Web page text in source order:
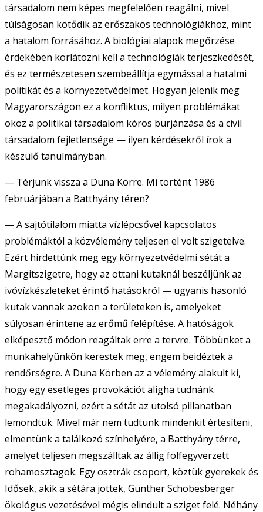
társadalom nem képes megfelelően reagálni, mivel
túlságosan kötődik az erőszakos technológiákhoz, mint
a hatalom forrásához. A biológiai alapok megőrzése
érdekében korlátozni kell a technológiák terjeszkedését,
és ez természetesen szembeállítja egymással a hatalmi
politikát és a környezetvédelmet. Hogyan jelenik meg
Magyarországon ez a konfliktus, milyen problémákat
okoz a politikai társadalom kóros burjánzása és a civil
társadalom fejletlensége — ilyen kérdésekről írok a
készülő tanulmányban.
— Térjünk vissza a Duna Körre. Mi történt 1986
februárjában a Batthyány téren?
— A sajtótilalom miatta vízlépcsővel kapcsolatos
problémáktól a közvélemény teljesen el volt szigetelve.
Ezért hirdettünk meg egy környezetvédelmi sétát a
Margitszigetre, hogy az ottani kutaknál beszéljünk az
ivóvízkészleteket érintő hatásokról — ugyanis hasonló
kutak vannak azokon a területeken is, amelyeket
súlyosan érintene az erőmű felépítése. A hatóságok
elképesztő módon reagáltak erre a tervre. Többünket a
munkahelyünkön kerestek meg, engem beidéztek a
rendőrségre. A Duna Körben az a vélemény alakult ki,
hogy egy esetleges provokációt aligha tudnánk
megakadályozni, ezért a sétát az utolsó pillanatban
lemondtuk. Mivel már nem tudtunk mindenkit értesíteni,
elmentünk a találkozó színhelyére, a Batthyány térre,
amelyet teljesen megszálltak az állig fölfegyverzett
rohamosztagok. Egy osztrák csoport, köztük gyerekek és
Idősek, akik a sétára jöttek, Günther Schobesberger
ökológus vezetésével mégis elindult a sziget felé. Néhány